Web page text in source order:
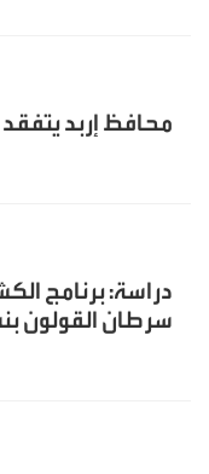
محافظ إربد
دراسة: برنامج
سرطان القولون بنسبة 50